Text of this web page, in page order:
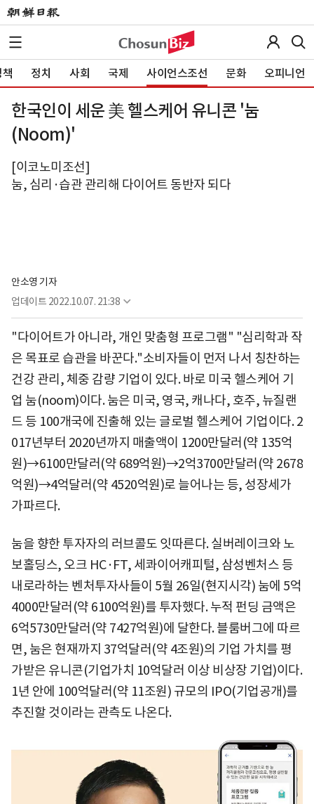
정치 사회 국제 사이언스조선 문화 오피니언
한국인이 세운 美 헬스케어 유니콘 '눔
(Noom)'
[이코노미조선]
눔, 심리·습관 관리해 다이어트 동반자 되다
안소영 기자
업데이트 2022.10.07. 21:38
"다이어트가 아니라, 개인 맞춤형 프로그램" "심리학과 작
은 목표로 습관을 바꾼다."소비자들이 먼저 나서 칭찬하는
건강 관리, 체중 감량 기업이 있다. 바로 미국 헬스케어 기
업 눔(noom)이다. 눔은 미국, 영국, 캐나다, 호주, 뉴질랜
드 등 100개국에 진출해 있는 글로벌 헬스케어 기업이다. 2
017년부터 2020년까지 매출액이 1200만달러(약 135억
원)→6100만달러(약 689억원)→2억3700만달러(약 2678
억원)→4억달러(약 4520억원)로 늘어나는 등, 성장세가
가파르다.
눔을 향한 투자자의 러브콜도 잇따른다. 실버레이크와 노
보홀딩스, 오크 HC·FT, 세콰이어캐피털, 삼성벤처스 등
내로라하는 벤처투자사들이 5월 26일(현지시각) 눔에 5억
4000만달러(약 6100억원)를 투자했다. 누적 펀딩 금액은
6억5730만달러(약 7427억원)에 달한다. 블룸버그에 따르
면, 눔은 현재까지 37억달러(약 4조원)의 기업 가치를 평
가받은 유니콘(기업가치 10억달러 이상 비상장 기업)이다.
1년 안에 100억달러(약 11조원) 규모의 IPO(기업공개)를
추진할 것이라는 관측도 나온다.